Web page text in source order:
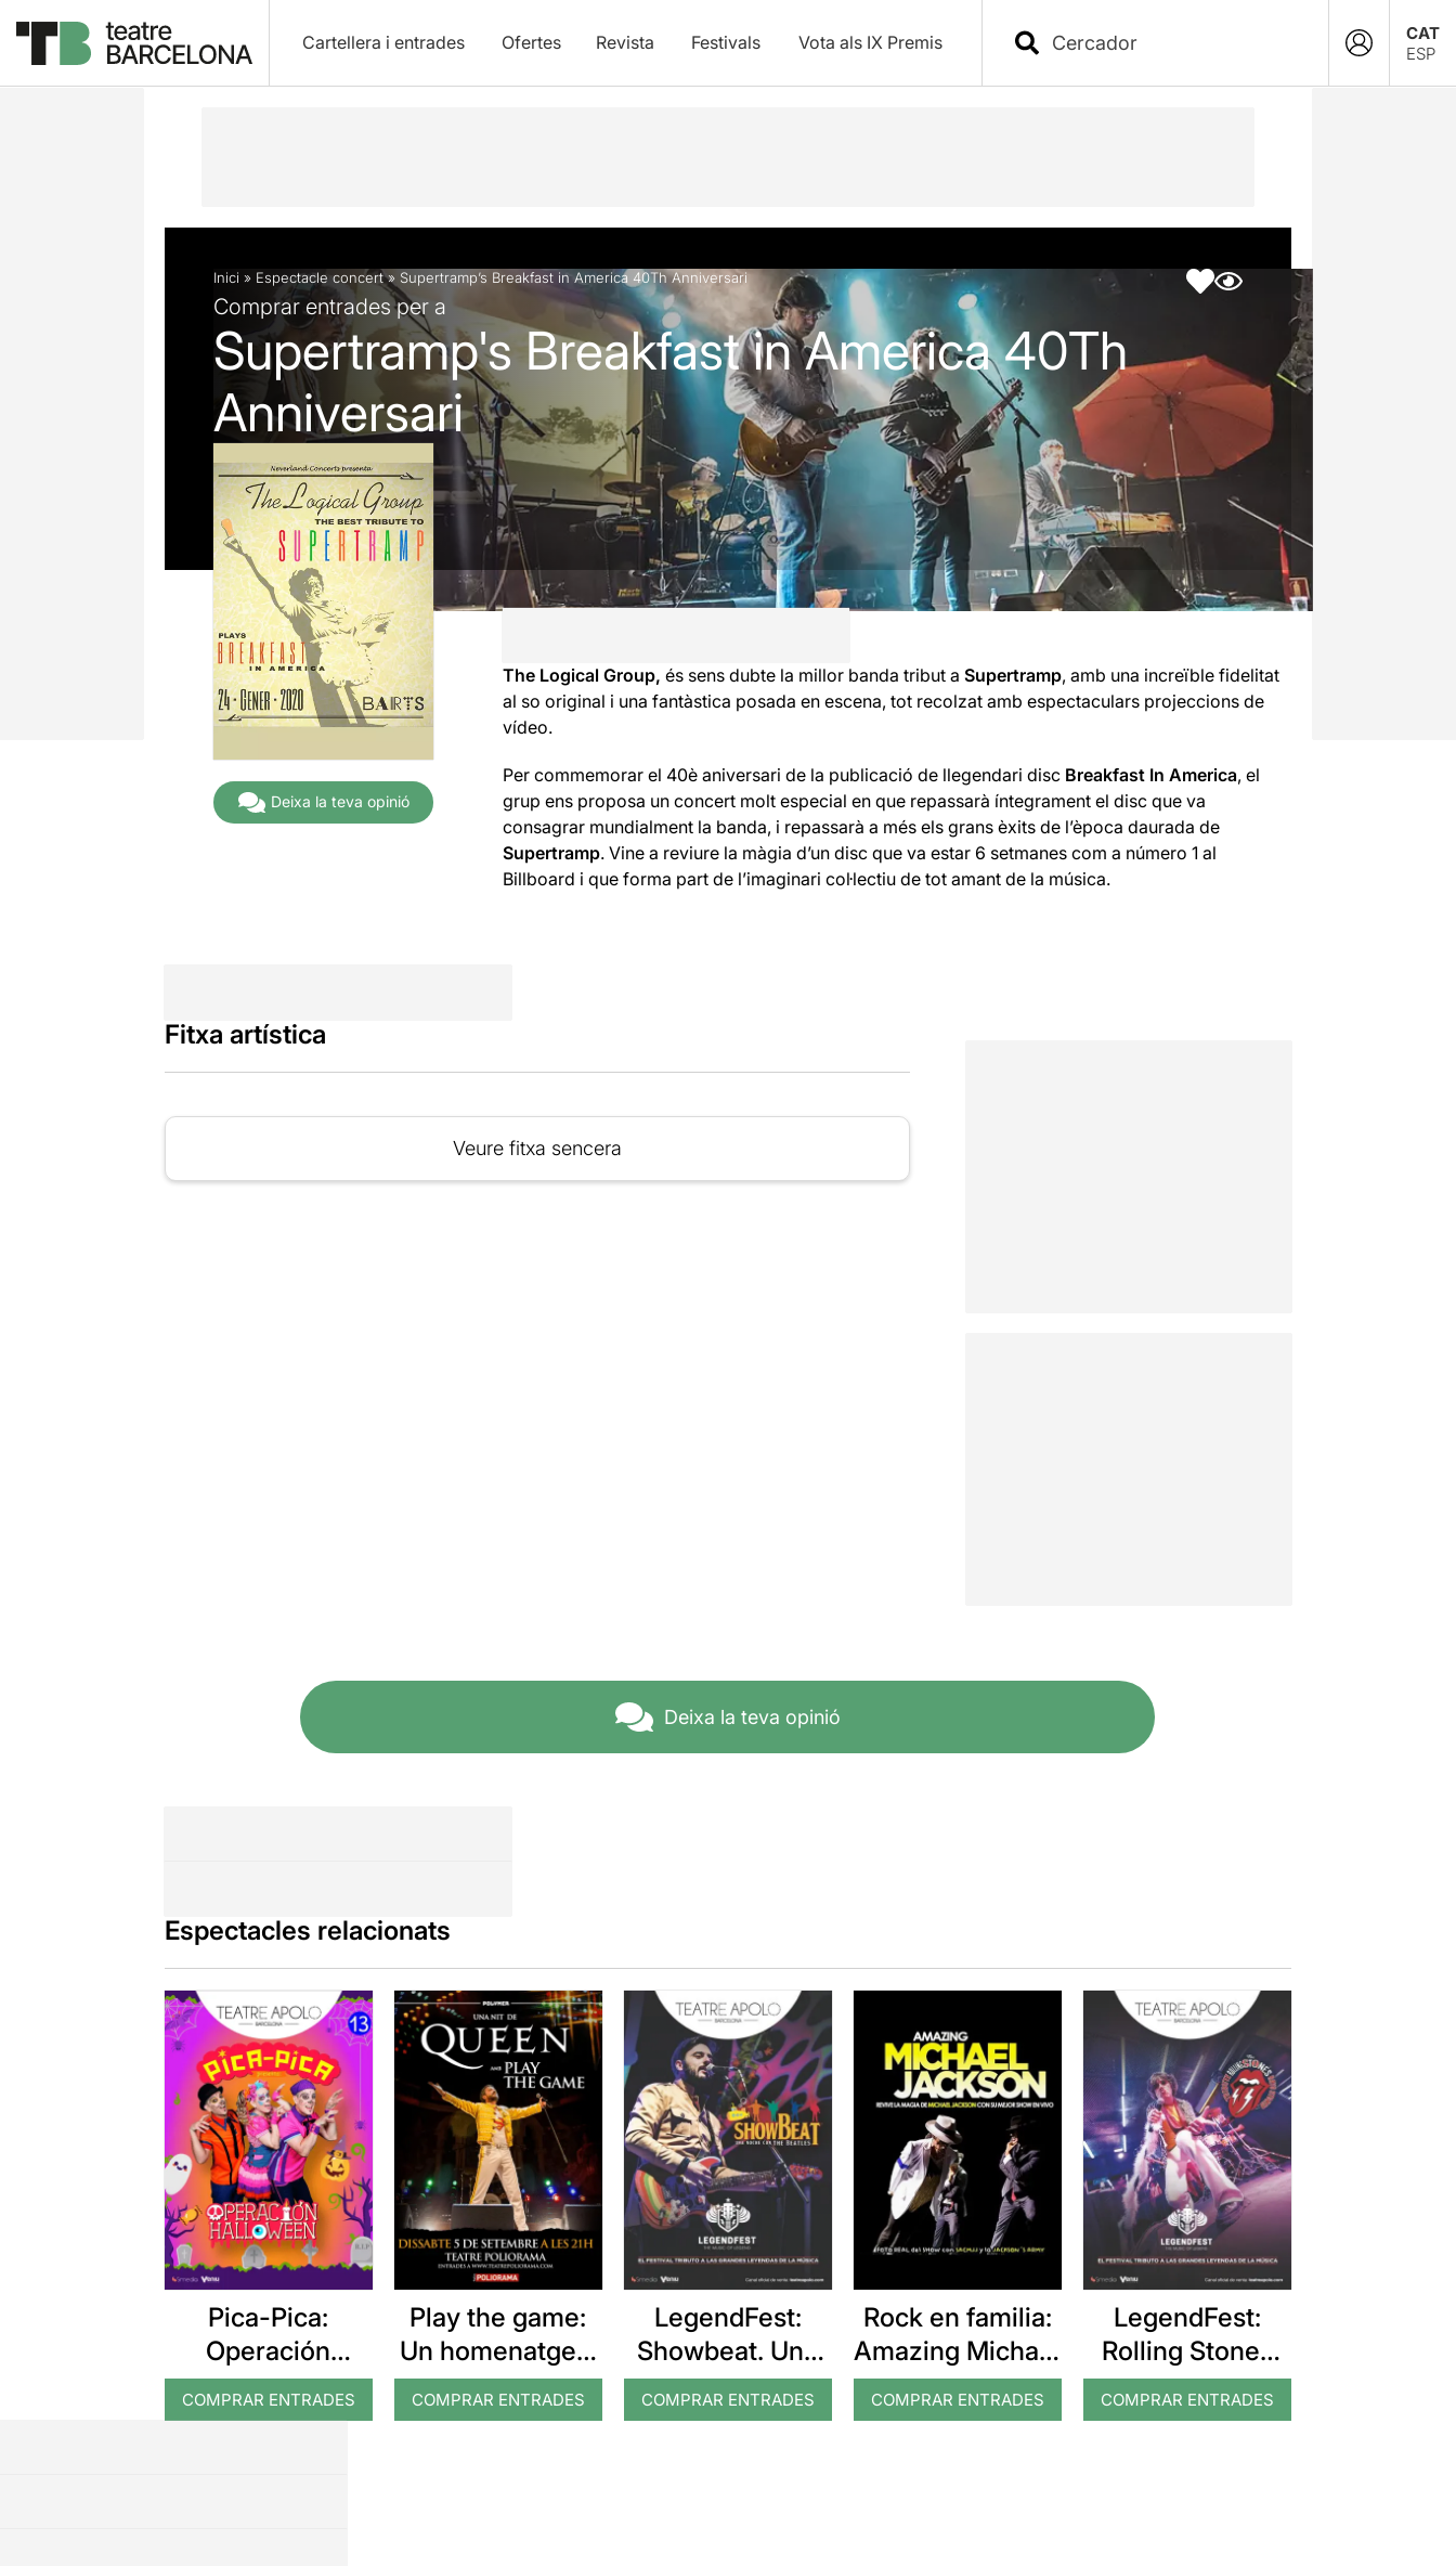
Cartellera i entrades Ofertes Revista Festivals Vota als IX Premis
CAT
ESP
Descripció Fitxa artística
Inici » Espectacle concert» Supertramp’s Breakfast in America 40Th Anniversari
Comprar entrades per a
Supertramp's Breakfast in America 40Th
Anniversari
Deixa la teva opinió
The Logical Group, és sens dubte la millor banda tribut a Supertramp, amb una increïble fidelitat
al so original i una fantàstica posada en escena, tot recolzat amb espectaculars projeccions de
vídeo.
Per commemorar el 40è aniversari de la publicació de llegendari disc Breakfast In America, el
grup ens proposa un concert molt especial en que repassarà íntegrament el disc que va
consagrar mundialment la banda, i repassarà a més els grans èxits de l’època daurada de
Supertramp. Vine a reviure la màgia d’un disc que va estar 6 setmanes com a número 1 al
Billboard i que forma part de l’imaginari col·lectiu de tot amant de la música.
Fitxa artística
Veure fitxa sencera
Deixa la teva opinió
Espectacles relacionats
Pica-Pica:
Operación
Halloween
COMPRAR ENTRADES
Play the game:
Un homenatge a
Queen
COMPRAR ENTRADES
LegendFest:
Showbeat. Una
nit amb els
Beatles
COMPRAR ENTRADES
Rock en familia:
Amazing Michael
Jackson
COMPRAR ENTRADES
LegendFest:
Rolling Stones
Tribute
COMPRAR ENTRADES